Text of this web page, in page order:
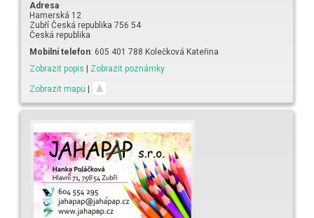
Adresa
Hamerská 12
Zubří Česká republika 756 54
Česká republika
Mobilní telefon: 605 401 788 Kolečková Kateřina
Zobrazit popis
Zobrazit poznámky
Zobrazit mapu